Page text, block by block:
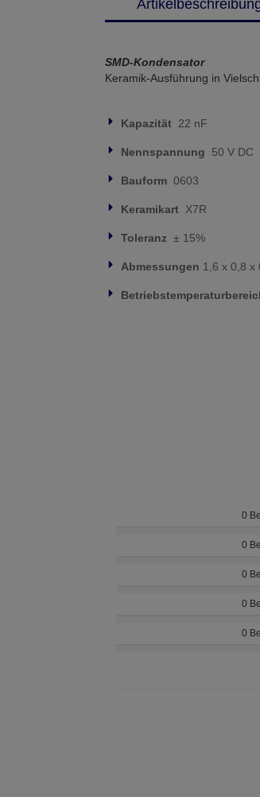
SMD-Kondensator
Keramik-Ausführung in
Kapazität 22 nF
Nennspannung 50 V DC
Bauform 0603
Keramikart X7R
Toleranz ± 15%
Abmessungen 1,6 x 0,8 x
0
0
0
0
0